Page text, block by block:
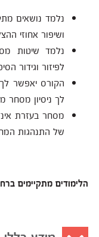
נלמד נושאים
ושיפור אחוזי
נלמד שיטות
לפיזור וגידור
הקורס יאפשר לך
לך ניסיון מסחר
מסחר בעזרת
של התנהגות
הלימודים מתקיימים